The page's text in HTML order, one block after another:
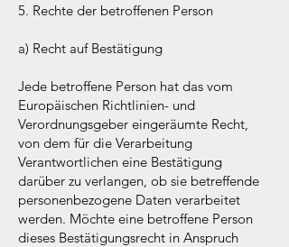
5. Rechte der betroffenen Person
a) Recht auf Bestätigung
Jede betroffene Person hat das vom
Europäischen Richtlinien- und
Verordnungsgeber eingeräumte Recht,
von dem für die Verarbeitung
Verantwortlichen eine Bestätigung
darüber zu verlangen, ob sie betreffende
personenbezogene Daten verarbeitet
werden. Möchte eine betroffene Person
dieses Bestätigungsrecht in Anspruch